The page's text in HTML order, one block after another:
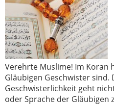
Verehrte Muslime! Im Koran
Gläubigen Geschwister sind.
Geschwisterlichkeit geht
oder Sprache der Gläubigen